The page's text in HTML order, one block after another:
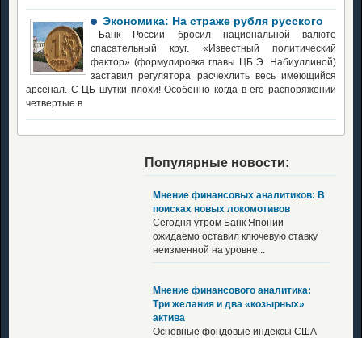
Экономика: На страже рубля русского
Банк России бросил национальной валюте
спасательный круг. «Известный политический
фактор» (формулировка главы ЦБ Э. Набиуллиной)
заставил регулятора расчехлить весь имеющийся
арсенал. С ЦБ шутки плохи! Особенно когда в его распоряжении
четвертые в
Популярные новости:
Мнение финансовых аналитиков: В
поисках новых локомотивов
Сегодня утром Банк Японии
ожидаемо оставил ключевую ставку
неизменной на уровне...
Мнение финансового аналитика:
Три желания и два «козырных»
актива
Основные фондовые индексы США